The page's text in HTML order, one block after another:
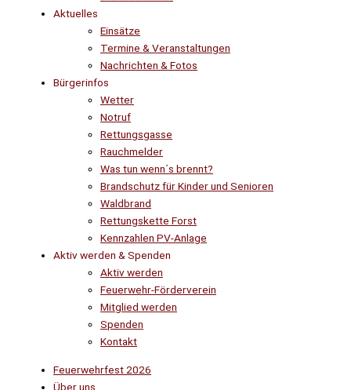
Aktuelles
Einsätze
Termine & Veranstaltungen
Nachrichten & Fotos
Bürgerinfos
Wetter
Notruf
Rettungsgasse
Rauchmelder
Was tun wenn´s brennt?
Brandschutz für Kinder und Senioren
Waldbrand
Rettungskette Forst
Kennzahlen PV-Anlage
Aktiv werden & Spenden
Aktiv werden
Feuerwehr-Förderverein
Mitglied werden
Spenden
Kontakt
Feuerwehrfest 2026
Über uns